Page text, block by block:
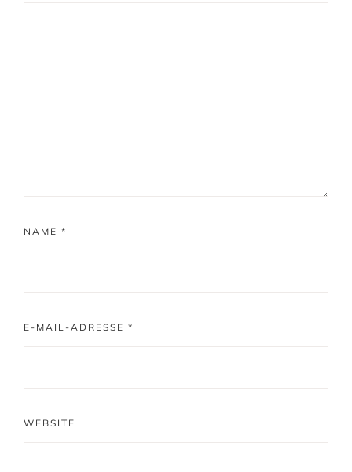
NAME *
E-MAIL-ADRESSE *
WEBSITE